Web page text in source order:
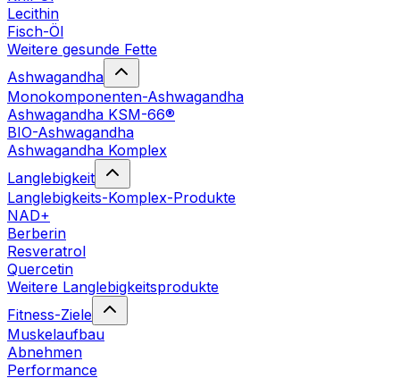
Lecithin
Fisch-Öl
Weitere gesunde Fette
Ashwagandha
Monokomponenten-Ashwagandha
Ashwagandha KSM-66®
BIO-Ashwagandha
Ashwagandha Komplex
Langlebigkeit
Langlebigkeits-Komplex-Produkte
NAD+
Berberin
Resveratrol
Quercetin
Weitere Langlebigkeitsprodukte
Fitness-Ziele
Muskelaufbau
Abnehmen
Performance